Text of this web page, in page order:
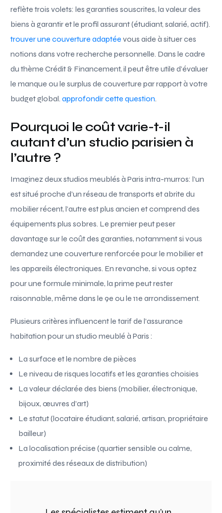
reflète trois volets: les garanties souscrites, la valeur des
biens à garantir et le profil assurant (étudiant, salarié, actif).
trouver une couverture adaptée vous aide à situer ces
notions dans votre recherche personnelle. Dans le cadre
du thème Crédit & Financement, il peut être utile d’évaluer
le manque ou le surplus de couverture par rapport à votre
budget global.approfondir cette question.
Pourquoi le coût varie-t-il
autant d’un studio parisien à
l’autre ?
Imaginez deux studios meublés à Paris intra-murros: l’un
est situé proche d’un réseau de transports et abrite du
mobilier récent, l’autre est plus ancien et comprend des
équipements plus sobres. Le premier peut peser
davantage sur le coût des garanties, notamment si vous
demandez une couverture renforcée pour le mobilier et
les appareils électroniques. En revanche, si vous optez
pour une formule minimale, la prime peut rester
raisonnable, même dans le 9e ou le 11e arrondissement.
Plusieurs critères influencent le tarif de l’assurance
habitation pour un studio meublé à Paris :
La surface et le nombre de pièces
Le niveau de risques locatifs et les garanties choisies
La valeur déclarée des biens (mobilier, électronique,
bijoux, œuvres d’art)
Le statut (locataire étudiant, salarié, artisan, propriétaire
bailleur)
La localisation précise (quartier sensible ou calme,
proximité des réseaux de distribution)